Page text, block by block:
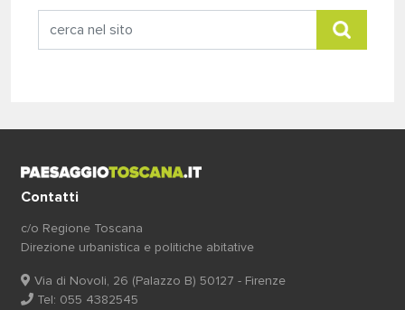
Contatti
c/o Regione Toscana
Direzione urbanistica e politiche abitative
Via di Novoli, 26 (Palazzo B) 50127 - Firenze
Tel: 055 4382545